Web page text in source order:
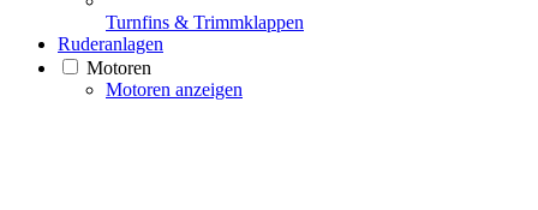
Turnfins & Trimmklappen
Ruderanlagen
Motoren
Motoren anzeigen